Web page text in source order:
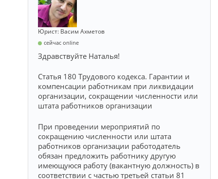
Юрист: Васим Ахметов
сейчас online
Здравствуйте Наталья!
Статья 180 Трудового кодекса. Гарантии и
компенсации работникам при ликвидации
организации, сокращении численности или
штата работников организации
При проведении мероприятий по
сокращению численности или штата
работников организации работодатель
обязан предложить работнику другую
имеющуюся работу (вакантную должность) в
соответствии с частью третьей статьи 81